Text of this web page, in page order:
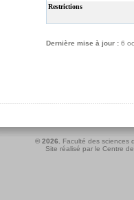
Restrictions
Dernière mise à jour : 6
© 2026.
Faculté des sciences
Site réalisé par le Centre